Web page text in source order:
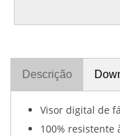
Descrição
Visor digital de
100% resistente